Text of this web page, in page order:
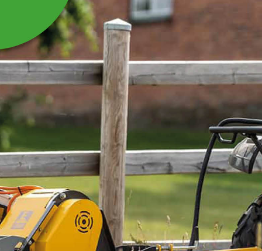
VINKELGEAR TIL
SKIVEHØSTER
Vinkelgear til skivehøster RS165H/210H/250H
Læs mere